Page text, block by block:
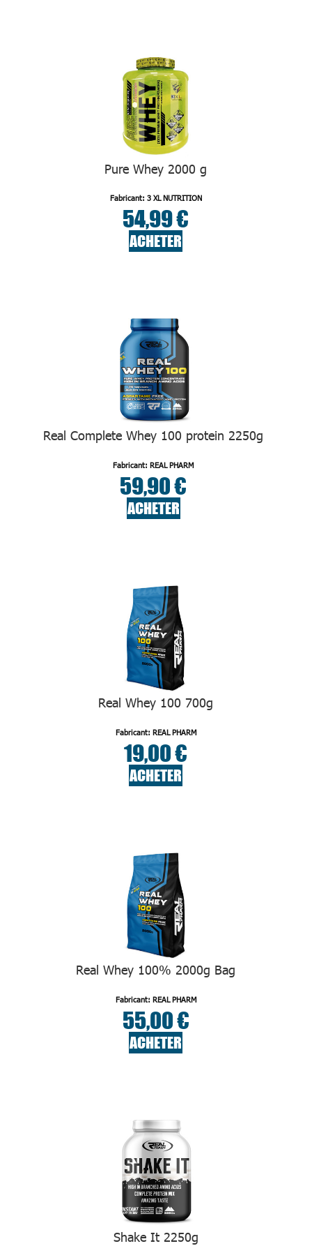
Pure Whey 2000 g
Fabricant: 3 XL NUTRITION
54,99 €
ACHETER
Real Complete Whey 100 protein 2250g
Fabricant: REAL PHARM
59,90 €
ACHETER
Real Whey 100 700g
Fabricant: REAL PHARM
19,00 €
ACHETER
Real Whey 100% 2000g Bag
Fabricant: REAL PHARM
55,00 €
ACHETER
Shake It 2250g